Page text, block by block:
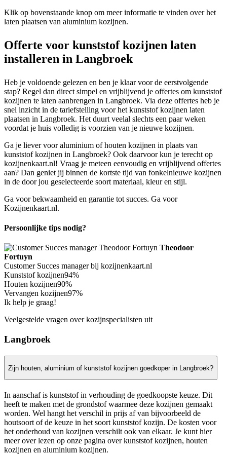
Klik op bovenstaande knop om meer informatie te vinden over het
laten plaatsen van aluminium kozijnen.
Offerte voor kunststof kozijnen laten
installeren in Langbroek
Heb je voldoende gelezen en ben je klaar voor de eerstvolgende
stap? Regel dan direct simpel en vrijblijvend je offertes om kunststof
kozijnen te laten aanbrengen in Langbroek. Via deze offertes heb je
snel inzicht in de tariefstelling voor het kunststof kozijnen laten
plaatsen in Langbroek. Het duurt veelal slechts een paar weken
voordat je huis volledig is voorzien van je nieuwe kozijnen.
Ga je liever voor aluminium of houten kozijnen in plaats van
kunststof kozijnen in Langbroek? Ook daarvoor kun je terecht op
kozijnenkaart.nl! Vraag je meteen eenvoudig en vrijblijvend offertes
aan? Dan geniet jij binnen de kortste tijd van fonkelnieuwe kozijnen
in de door jou geselecteerde soort materiaal, kleur en stijl.
Ga voor bekwaamheid en garantie tot succes. Ga voor
Kozijnenkaart.nl.
Persoonlijke tips nodig?
Theodoor
Fortuyn
Customer Succes manager bij kozijnenkaart.nl
Kunststof kozijnen94%
Houten kozijnen90%
Vervangen kozijnen97%
Ik help je graag!
Veelgestelde vragen over kozijnspecialisten uit
Langbroek
Zijn houten, aluminium of kunststof kozijnen goedkoper in Langbroek?
In aanschaf is kunststof in verhouding de goedkoopste keuze. Dit
heeft te maken met de grondstof waarmee deze kozijnen gemaakt
worden. Wel hangt het verschil in prijs af van bijvoorbeeld de
houtsoort of de keuze in het soort kunststof kozijn. De kosten voor
het onderhoud van kozijnen verschilt ook van elkaar. Je kunt hier
meer over lezen op onze pagina over kunststof kozijnen, houten
kozijnen en aluminium kozijnen.